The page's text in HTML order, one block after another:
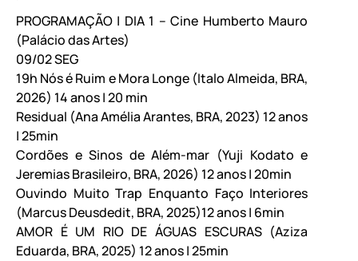
PROGRAMAÇÃO | DIA 1 – Cine Humberto Mauro
(Palácio das Artes)
09/02 SEG
19h Nós é Ruim e Mora Longe (Italo Almeida, BRA,
2026) 14 anos | 20 min
Residual (Ana Amélia Arantes, BRA, 2023) 12 anos
| 25min
Cordões e Sinos de Além-mar (Yuji Kodato e
Jeremias Brasileiro, BRA, 2026) 12 anos | 20min
Ouvindo Muito Trap Enquanto Faço Interiores
(Marcus Deusdedit, BRA, 2025)12 anos | 6min
AMOR É UM RIO DE ÁGUAS ESCURAS (Aziza
Eduarda, BRA, 2025) 12 anos | 25min